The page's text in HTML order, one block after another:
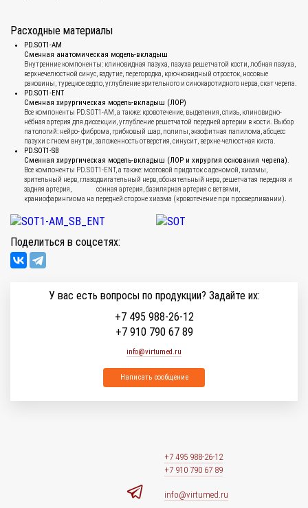
Расходные материалы
PD.SOT1-AM
Сменная анатомическая модель-вкладыш
Внутренние компоненты: клиновидная пазуха, пазуха решетчатой кости, лобная пазуха,
верхнечелюстной синус, вздутие, перегородка, крючковидный отросток, носовые
раковины, турецкое седло, углубление зрительного и синокаротидного нерва, скат черепа.
PD.SOT1-ENT
Сменная хирургическая модель-вкладыш (ЛОР)
Все компоненты PD.SOT1-AM, а также: кровотечение, выделения, слизь, клиновидно-
нёбная артерия для диссекции, углубление решетчатой передней артерии в кости. Выбор
патологий: нейро- фиброма, грибковый шар, полипы, экзофитная папилома, абсцесс
пазухи с гноем внутри, заложенность отверстия, синусит, верхне-челюстная киста.
PD.SOT1-SB
Сменная хирургическая модель-вкладыш (ЛОР и хирургия основания черепа).
Все компоненты PD.SOT1-ENT, а также: мозговой придаток с аденомой, хиазмы,
зрительный нерв, глазодвигательный нерв, обонятельный нерв, решетчатая передняя и
задняя артерия, сонная артерия, базилярная артерия с ветвями,
краниофарингиома на передней стороне хиазма (кровотечение при просверливании).
Поделиться в соцсетях:
У вас есть вопросы по продукции? Задайте их:
+7 495 988-26-12
+7 910 790 67 89
info@virtumed.ru
Написать сообщение
+7 495 988-26-12
+7 910 790 67 89
info@virtumed.ru